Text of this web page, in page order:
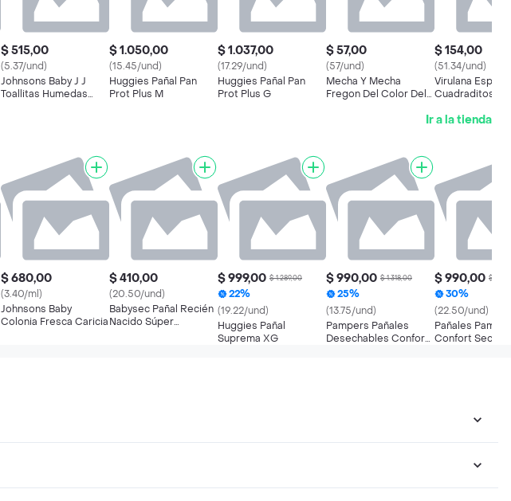
$ 515,00
(5.37/und)
Johnsons Baby J J
Toallitas Humedas
$ 1.050,00
(15.45/und)
Huggies Pañal Pan
Prot Plus M
$ 1.037,00
(17.29/und)
Huggies Pañal Pan
Prot Plus G
$ 57,00
(57/und)
Mecha Y Mecha
Fregon Del Color Del
$ 154,00
(51.34/und)
Virulana
Cuadraditos
Ir a la tienda
$ 680,00
(3.40/ml)
Johnsons Baby
Colonia Fresca Caricia
$ 410,00
(20.50/und)
Babysec Pañal Recién
Nacido Súper
$ 999,00 $ 1.289,00
22%
(19.22/und)
Huggies Pañal
Suprema XG
$ 990,00 $ 1.318,00
25%
(13.75/und)
Pampers Pañales
Desechables Confort
$ 990,00 $
30%
(22.50/und)
Pañales
Confort Sec X-